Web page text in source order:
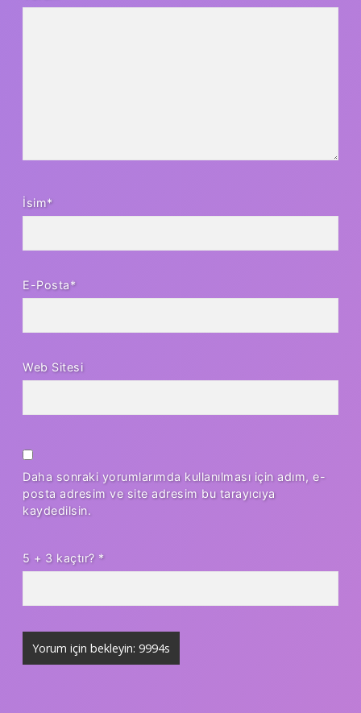
İsim*
E-Posta*
Web Sitesi
Daha sonraki yorumlarımda kullanılması için adım, e-
posta adresim ve site adresim bu tarayıcıya
kaydedilsin.
5 + 3 kaçtır? *